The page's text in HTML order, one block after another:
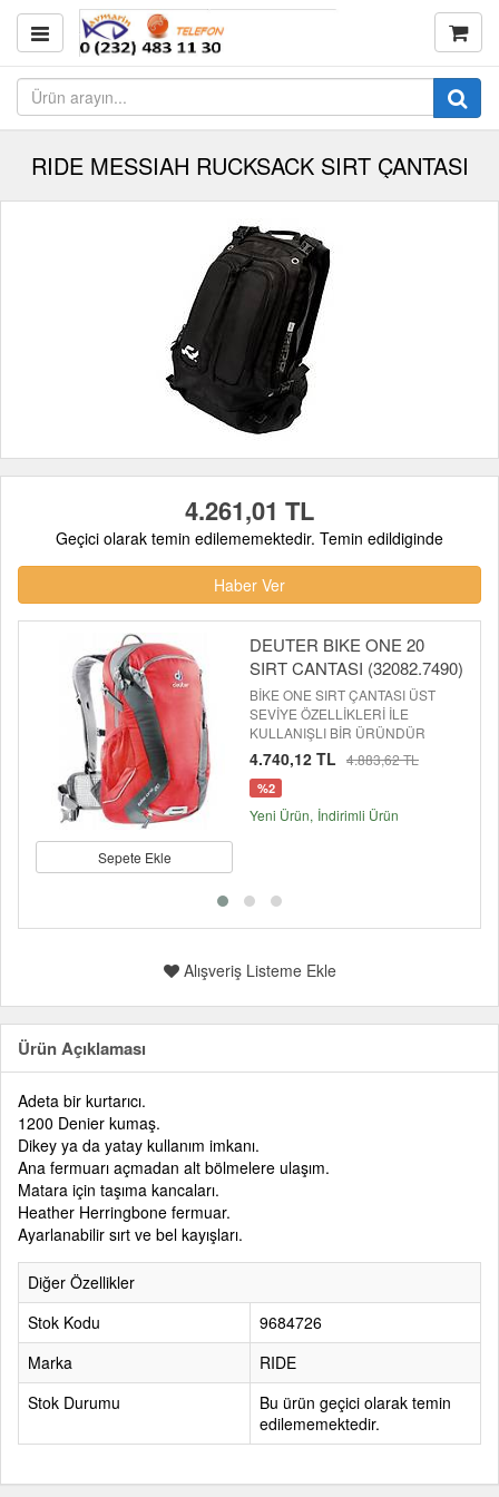
RIDE MESSIAH RUCKSACK SIRT ÇANTASI
4.261,01 TL
Geçici olarak temin edilememektedir. Temin edildiginde
Haber Ver
Sepete Ekle
DEUTER BIKE ONE 20
SIRT CANTASI (32082.7490)
BİKE ONE SIRT ÇANTASI ÜST
SEVİYE ÖZELLİKLERİ İLE
KULLANIŞLI BİR ÜRÜNDÜR
4.740,12 TL 4.883,62 TL
%2
Yeni Ürün İndirimli Ürün
Alışveriş Listeme Ekle
Ürün Açıklaması
Adeta bir kurtarıcı.
1200 Denier kumaş.
Dikey ya da yatay kullanım imkanı.
Ana fermuarı açmadan alt bölmelere ulaşım.
Matara için taşıma kancaları.
Heather Herringbone fermuar.
Ayarlanabilir sırt ve bel kayışları.
Diğer Özellikler
Stok Kodu
9684726
Marka
RIDE
Stok Durumu
Bu ürün geçici olarak temin
edilememektedir.